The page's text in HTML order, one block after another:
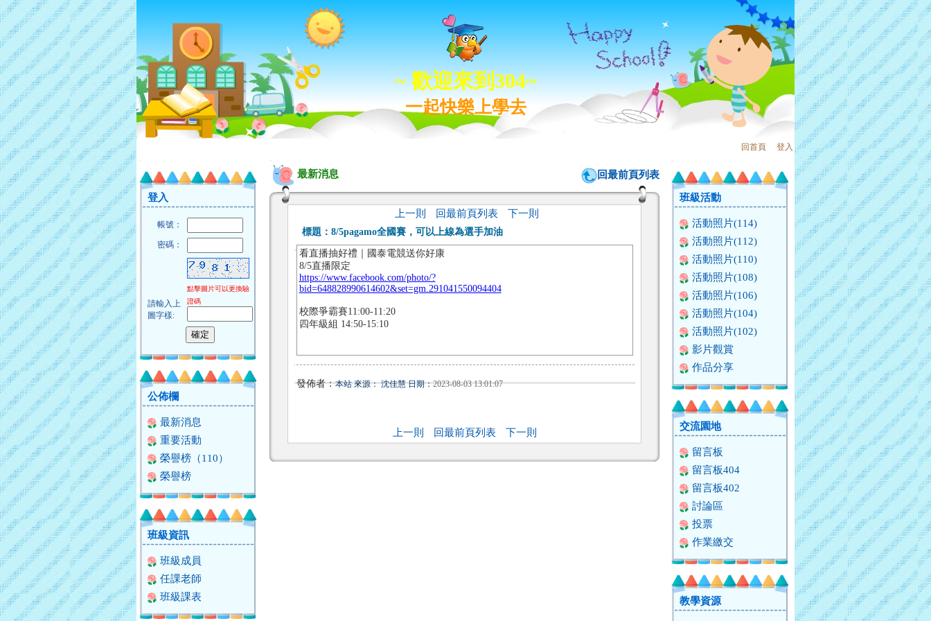
~ 歡迎來到304~
一起快樂上學去
回首頁 登入
:::
登入
帳號：
密碼：
請輸入上
圖字樣:
點擊圖片可以更換驗
證碼
公佈欄
最新消息
重要活動
榮譽榜（110）
榮譽榜
班級資訊
班級成員
任課老師
班級課表
:::
最新消息 回最前頁列表
上一則 回最前頁列表 下一則
標題： 8/5pagamo全國賽，可以上線為選手加油
看直播抽好禮｜國泰電競送你好康
8/5直播限定
https://www.facebook.com/photo/?
bid=648828990614602&set=gm.291041550094404
校際爭霸賽11:00-11:20
四年級組 14:50-15:10
發佈者：本站 來源： 沈佳慧 日期：2023-08-03 13:01:07
上一則 回最前頁列表 下一則
:::
班級活動
活動照片(114)
活動照片(112)
活動照片(110)
活動照片(108)
活動照片(106)
活動照片(104)
活動照片(102)
影片觀賞
作品分享
交流園地
留言板
留言板404
留言板402
討論區
投票
作業繳交
教學資源